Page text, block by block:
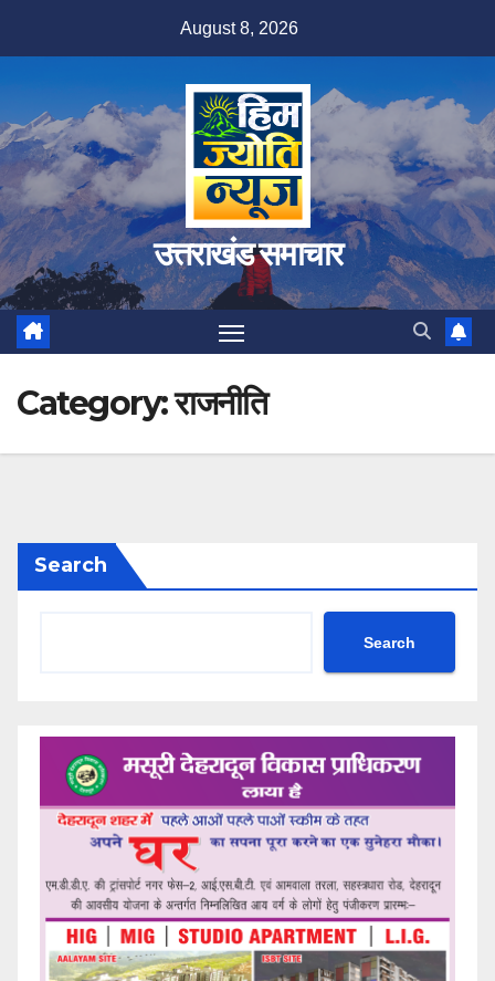
August 8, 2026
उत्तराखंड समाचार
Category:राजनीति
Search
Search